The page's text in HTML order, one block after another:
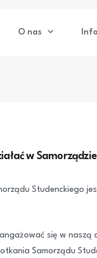
O nas
w
Studenckiego
się w naszą
Samorządu